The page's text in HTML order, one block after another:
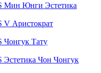
Мин Юнги Эстетика
V Аристократ
Чонгук Тату
Эстетика Чон Чонгук